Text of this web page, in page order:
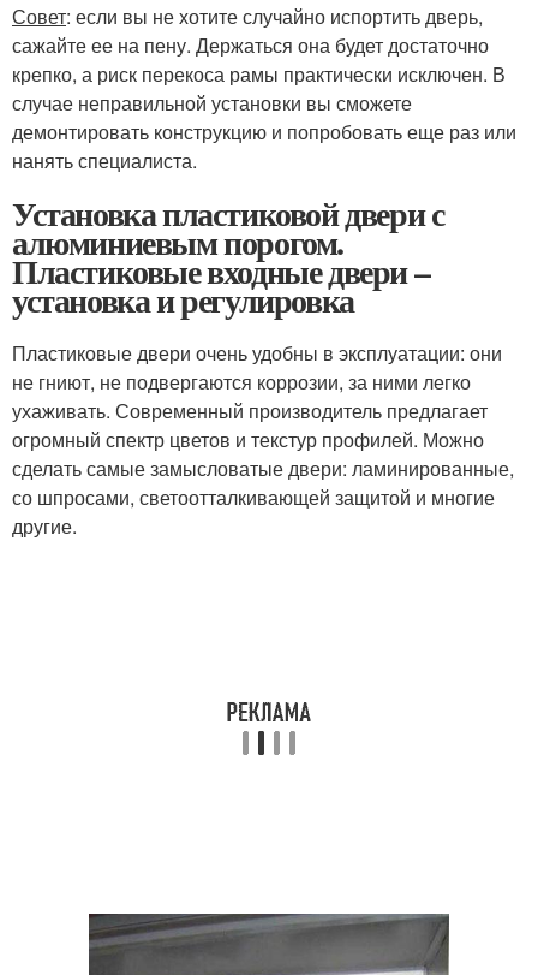
Совет: если вы не хотите случайно испортить дверь,
сажайте ее на пену. Держаться она будет достаточно
крепко, а риск перекоса рамы практически исключен. В
случае неправильной установки вы сможете
демонтировать конструкцию и попробовать еще раз или
нанять специалиста.
Установка пластиковой двери с
алюминиевым порогом.
Пластиковые входные двери –
установка и регулировка
Пластиковые двери очень удобны в эксплуатации: они
не гниют, не подвергаются коррозии, за ними легко
ухаживать. Современный производитель предлагает
огромный спектр цветов и текстур профилей. Можно
сделать самые замысловатые двери: ламинированные,
со шпросами, светоотталкивающей защитой и многие
другие.